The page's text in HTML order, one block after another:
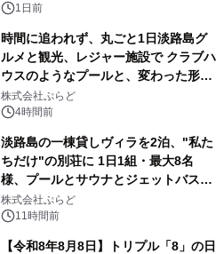
ボグッズも発売決定！
1日前
時間に追われず、丸ごと1日淡路島グ
ルメと観光、レジャー施設で クラブハ
ウスのようなプールと、変わった形の
サウナも 「THE BOXY AWAJI」のお
得な素泊まり連泊プランで
株式会社ぷらど
4時間前
淡路島の一棟貸しヴィラを2泊、"私た
ちだけ"の別荘に 1日1組・最大8名
様、プールとサウナとジェットバス付
きで Villa Mon Temps AWAJIの連泊
素泊りプラン
株式会社ぷらど
11時間前
【令和8年8月8日】トリプル「8」の日